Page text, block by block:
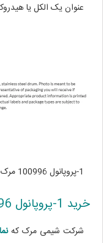
عنوان یک الکل یا
1-پروپانول 100996 مرک
خرید 1-پروپانول 100996 مرک
شرکت شیمی مرک که